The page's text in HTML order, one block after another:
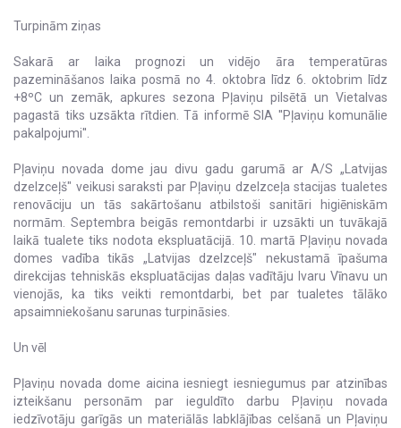
Turpinām ziņas
Sakarā ar laika prognozi un vidējo āra temperatūras
pazemināšanos laika posmā no 4. oktobra līdz 6. oktobrim līdz
+8ºC un zemāk, apkures sezona Pļaviņu pilsētā un Vietalvas
pagastā tiks uzsākta rītdien. Tā informē SIA ''Pļaviņu komunālie
pakalpojumi''.
Pļaviņu novada dome jau divu gadu garumā ar A/S „Latvijas
dzelzceļš" veikusi saraksti par Pļaviņu dzelzceļa stacijas tualetes
renovāciju un tās sakārtošanu atbilstoši sanitāri higiēniskām
normām. Septembra beigās remontdarbi ir uzsākti un tuvākajā
laikā tualete tiks nodota ekspluatācijā. 10. martā Pļaviņu novada
domes vadība tikās „Latvijas dzelzceļš" nekustamā īpašuma
direkcijas tehniskās ekspluatācijas daļas vadītāju Ivaru Vīnavu un
vienojās, ka tiks veikti remontdarbi, bet par tualetes tālāko
apsaimniekošanu sarunas turpināsies.
Un vēl
Pļaviņu novada dome aicina iesniegt iesniegumus par atzinības
izteikšanu personām par ieguldīto darbu Pļaviņu novada
iedzīvotāju garīgās un materiālās labklājības celšanā un Pļaviņu